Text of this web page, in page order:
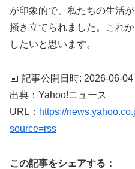
が印象的で、私たちの生活
掻き立てられました。これ
したいと思います。
📅 記事公開日時: 2026-06-
出典：Yahoo!ニュース
URL： https://
source=rss
この記事をシェアする：